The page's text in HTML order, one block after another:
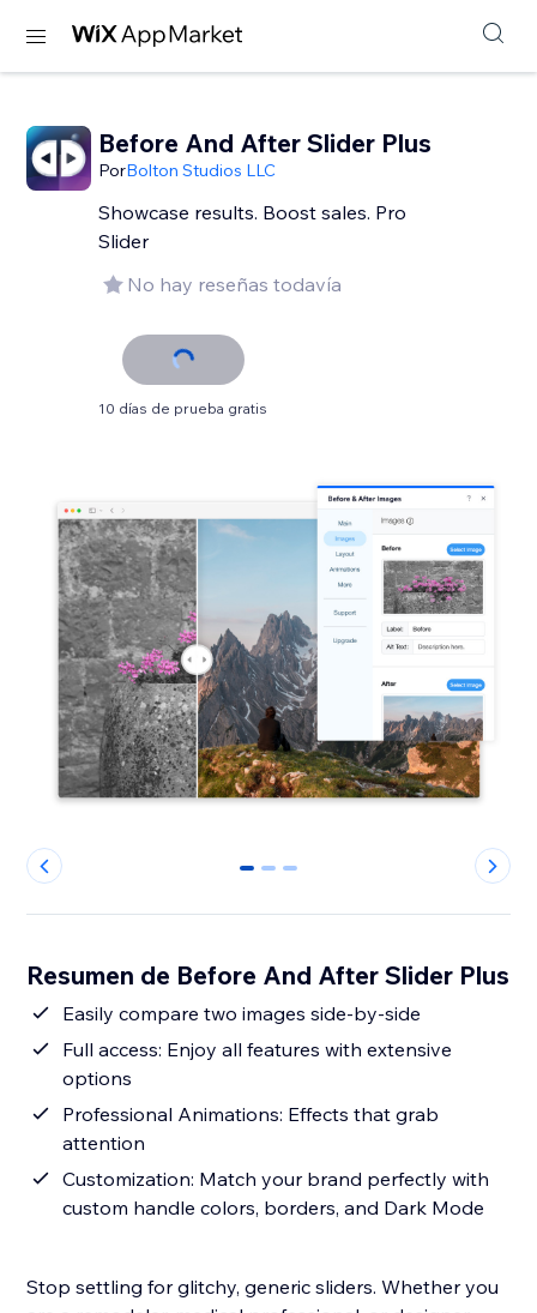
Before And After Slider Plus
PorBolton Studios LLC
Showcase results. Boost sales. Pro
Slider
No hay reseñas todavía
10 días de prueba gratis
0 1 2
Resumen de Before And After Slider Plus
Easily compare two images side-by-side
Full access: Enjoy all features with extensive
options
Professional Animations: Effects that grab
attention
Customization: Match your brand perfectly with
custom handle colors, borders, and Dark Mode
Stop settling for glitchy, generic sliders. Whether you